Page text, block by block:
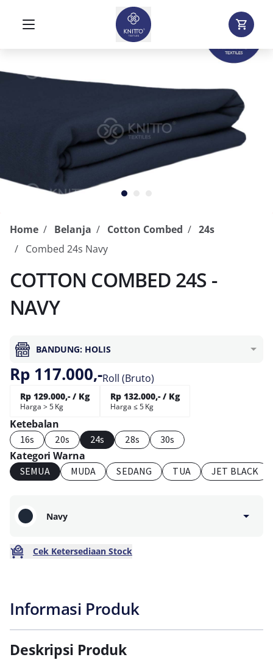
Home Belanja Cotton Combed
24s
Combed 24s Navy
COTTON COMBED 24S -
NAVY
BANDUNG: HOLIS
Rp 117.000,-Roll (Bruto)
Rp 129.000,- / Kg
Harga > 5 Kg
Rp 132.000,- / Kg
Harga ≤ 5 Kg
Ketebalan
16s 20s 24s 28s 30s
Kategori Warna
SEMUA MUDA SEDANG TUA JET BLACK
Navy
Cek Ketersediaan Stock
Informasi Produk
Deskripsi Produk